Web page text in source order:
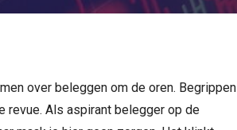
over beleggen om de oren. Begrippen
revue. Als aspirant belegger op de